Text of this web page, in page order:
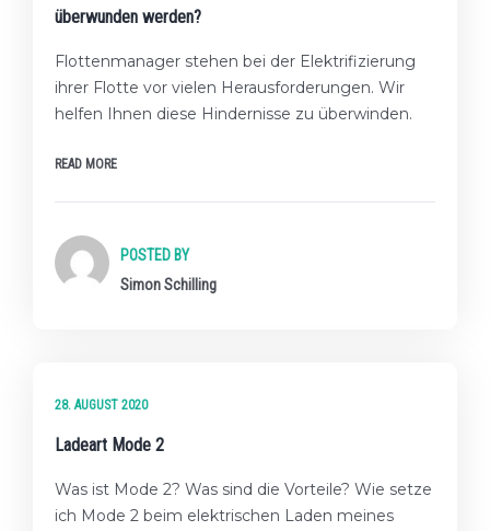
überwunden werden?
Flottenmanager stehen bei der Elektrifizierung
ihrer Flotte vor vielen Herausforderungen. Wir
helfen Ihnen diese Hindernisse zu überwinden.
READ MORE
POSTED BY
Simon Schilling
28. AUGUST 2020
Ladeart Mode 2
Was ist Mode 2? Was sind die Vorteile? Wie setze
ich Mode 2 beim elektrischen Laden meines